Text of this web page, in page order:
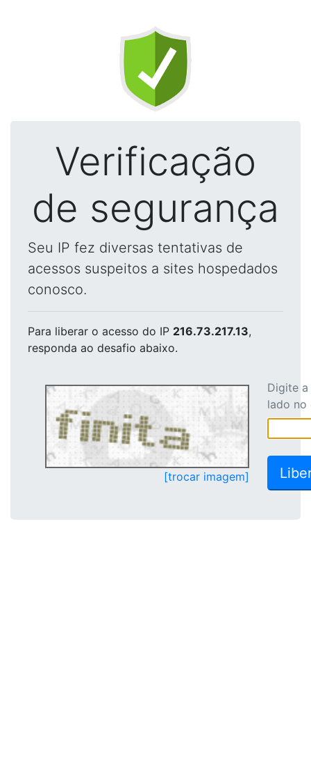
Verificação
de segurança
Seu IP fez diversas tentativas de
acessos suspeitos a sites hospedados
conosco.
Para liberar o acesso do IP 216.73.217.13,
responda ao desafio abaixo.
[trocar imagem]
Digite
lado no